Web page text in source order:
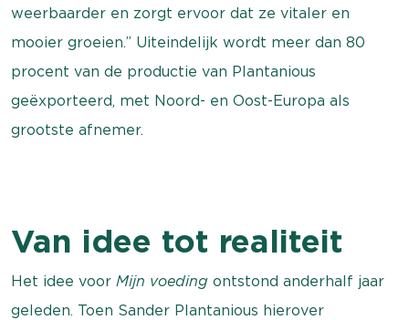
weerbaarder en zorgt ervoor dat ze vitaler en
mooier groeien.” Uiteindelijk wordt meer dan 80
procent van de productie van Plantanious
geëxporteerd, met Noord- en Oost-Europa als
grootste afnemer.
Van idee tot realiteit
Het idee voor Mijn voeding ontstond anderhalf jaar
geleden. Toen Sander Plantanious hierover